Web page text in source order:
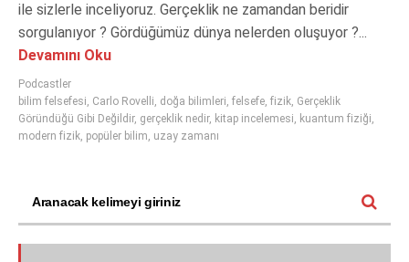
ile sizlerle inceliyoruz. Gerçeklik ne zamandan beridir
sorgulanıyor ? Gördüğümüz dünya nelerden oluşuyor ?...
Devamını Oku
Podcastler
bilim felsefesi, Carlo Rovelli, doğa bilimleri, felsefe, fizik, Gerçeklik
Göründüğü Gibi Değildir, gerçeklik nedir, kitap incelemesi, kuantum fiziği,
modern fizik, popüler bilim, uzay zamanı